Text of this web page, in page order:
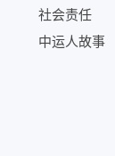
社会责任
中运人故事